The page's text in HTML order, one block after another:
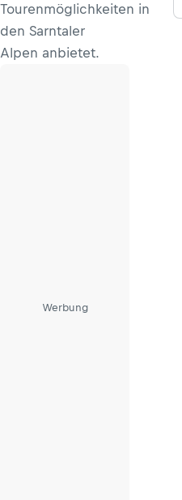
Tourenmöglichkeiten in
den Sarntaler
Alpen anbietet.
Werbung